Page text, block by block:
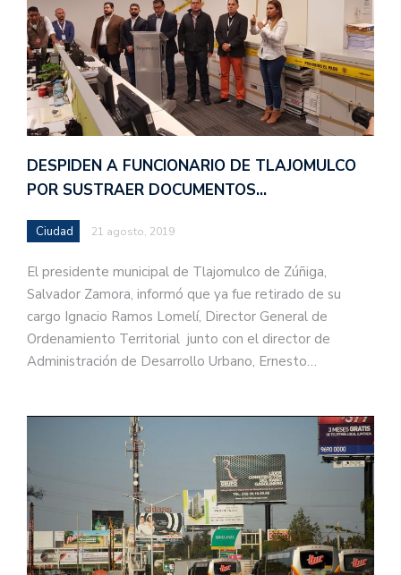
DESPIDEN A FUNCIONARIO DE TLAJOMULCO
POR SUSTRAER DOCUMENTOS…
Ciudad 21 agosto, 2019
El presidente municipal de Tlajomulco de Zúñiga,
Salvador Zamora, informó que ya fue retirado de su
cargo Ignacio Ramos Lomelí, Director General de
Ordenamiento Territorial junto con el director de
Administración de Desarrollo Urbano, Ernesto…